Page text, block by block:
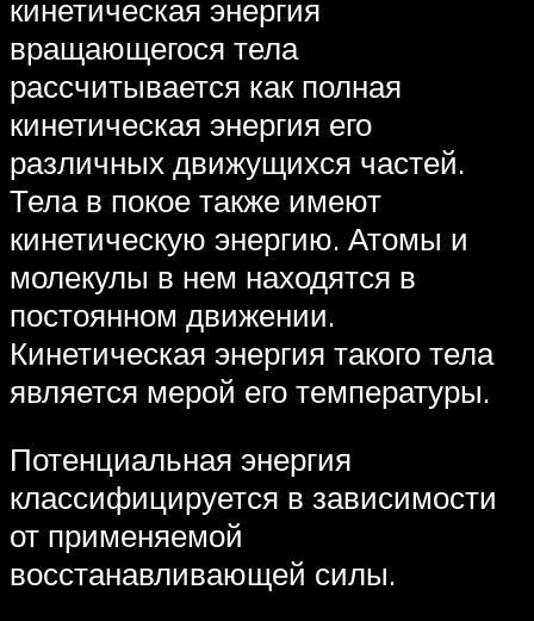
кинетическая энергия
вращающегося тела
рассчитывается как полная
кинетическая энергия его
различных движущихся частей.
Тела в покое также имеют
кинетическую энергию. Атомы и
молекулы в нем находятся в
постоянном движении.
Кинетическая энергия такого тела
является мерой его температуры.
Потенциальная энергия
классифицируется в зависимости
от применяемой
восстанавливающей силы.